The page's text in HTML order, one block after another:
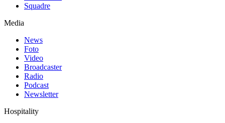
Squadre
Media
News
Foto
Video
Broadcaster
Radio
Podcast
Newsletter
Hospitality